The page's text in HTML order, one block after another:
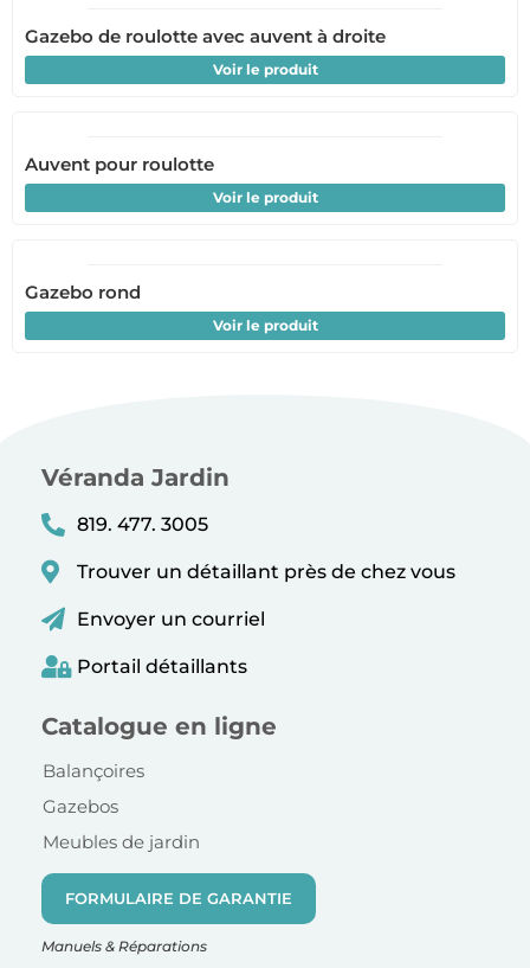
Gazebo de roulotte avec auvent à droite
Voir le produit
Auvent pour roulotte
Voir le produit
Gazebo rond
Voir le produit
Véranda Jardin
819. 477. 3005
Trouver un détaillant près de chez vous
Envoyer un courriel
Portail détaillants
Catalogue en ligne
Balançoires
Gazebos
Meubles de jardin
FORMULAIRE DE GARANTIE
Manuels & Réparations